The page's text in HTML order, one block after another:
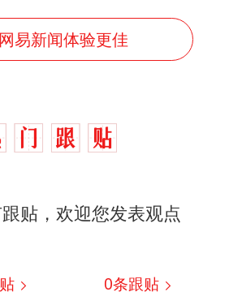
易新闻体验更佳
贴，欢迎您发表观点
0条跟贴